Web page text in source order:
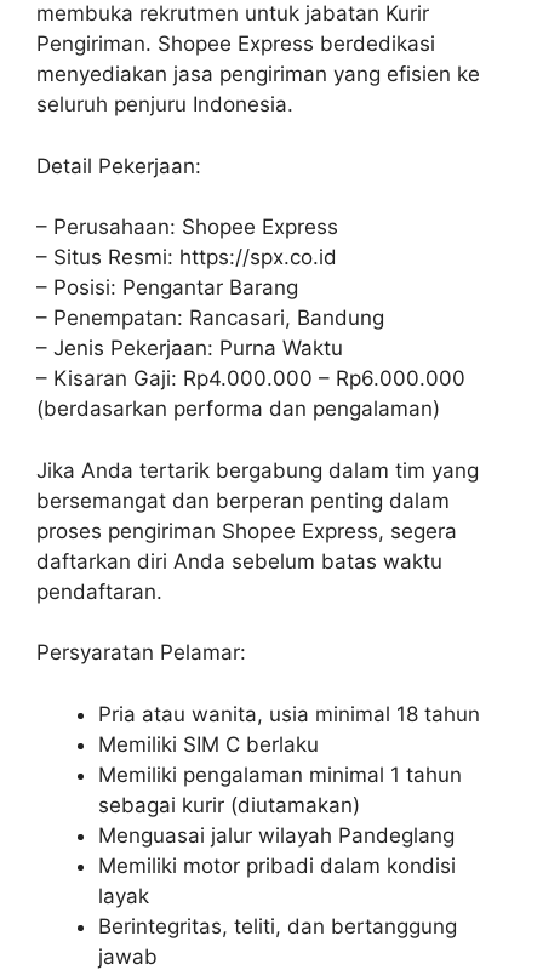
membuka rekrutmen untuk jabatan Kurir
Pengiriman. Shopee Express berdedikasi
menyediakan jasa pengiriman yang efisien ke
seluruh penjuru Indonesia.
Detail Pekerjaan:
– Perusahaan: Shopee Express
– Situs Resmi: https://spx.co.id
– Posisi: Pengantar Barang
– Penempatan: Rancasari, Bandung
– Jenis Pekerjaan: Purna Waktu
– Kisaran Gaji: Rp4.000.000 – Rp6.000.000
(berdasarkan performa dan pengalaman)
Jika Anda tertarik bergabung dalam tim yang
bersemangat dan berperan penting dalam
proses pengiriman Shopee Express, segera
daftarkan diri Anda sebelum batas waktu
pendaftaran.
Persyaratan Pelamar:
Pria atau wanita, usia minimal 18 tahun
Memiliki SIM C berlaku
Memiliki pengalaman minimal 1 tahun
sebagai kurir (diutamakan)
Menguasai jalur wilayah Pandeglang
Memiliki motor pribadi dalam kondisi
layak
Berintegritas, teliti, dan bertanggung
jawab